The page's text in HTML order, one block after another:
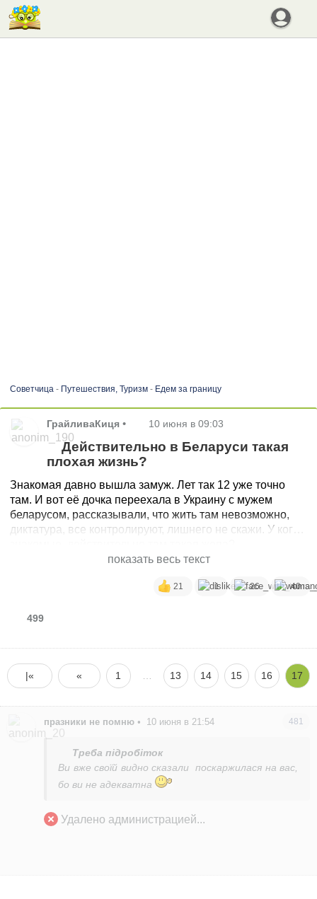
Советчица- Путешествия, Туризм- Едем за границу
ГрайливаКиця • 10 июня в 09:03
Действительно в Беларуси такая
плохая жизнь?
Знакомая давно вышла замуж. Лет так 12 уже точно
там. И вот её дочка переехала в Украину с мужем
беларусом, рассказывали, что жить там невозможно,
диктатура, все контролируют, лишнего не скажи. У кого
показать весь текст
21 1 26 40
499
|« « 1 13 14 15 16 17
празники не помню • 10 июня в 21:54 481
Треба підробіток
Ви вже своїй видно сказали поскаржилася на вас,
бо ви не адекватна
Удалено администрацией...